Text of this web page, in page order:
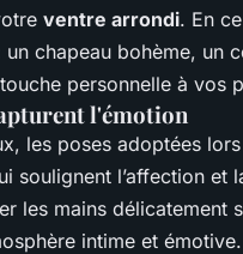
ventre arrondi. En
chapeau bohème, un
personnelle à vos
l'émotion
les poses adoptées
soulignent l’affection et
les mains délicatement
intime et